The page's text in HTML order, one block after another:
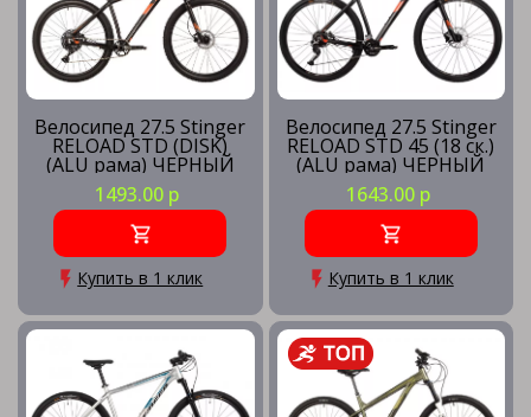
Велосипед 27.5 Stinger
RELOAD STD (DISK)
(ALU рама) ЧЕРНЫЙ
(рама 16) BK3
1493.00 р
Купить в 1 клик
Велосипед 27.5 Stinger
RELOAD STD 45 (18 ск.)
(ALU рама) ЧЕРНЫЙ
(рама 18) BK45
1643.00 р
Купить в 1 клик